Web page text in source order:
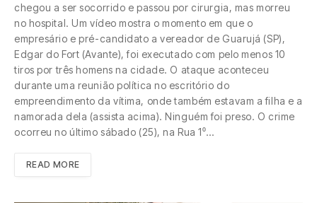
chegou a ser socorrido e passou por cirurgia, mas morreu
no hospital. Um vídeo mostra o momento em que o
empresário e pré-candidato a vereador de Guarujá (SP),
Edgar do Fort (Avante), foi executado com pelo menos 10
tiros por três homens na cidade. O ataque aconteceu
durante uma reunião política no escritório do
empreendimento da vítima, onde também estavam a filha e a
namorada dela (assista acima). Ninguém foi preso. O crime
ocorreu no último sábado (25), na Rua 1⁰…
READ MORE